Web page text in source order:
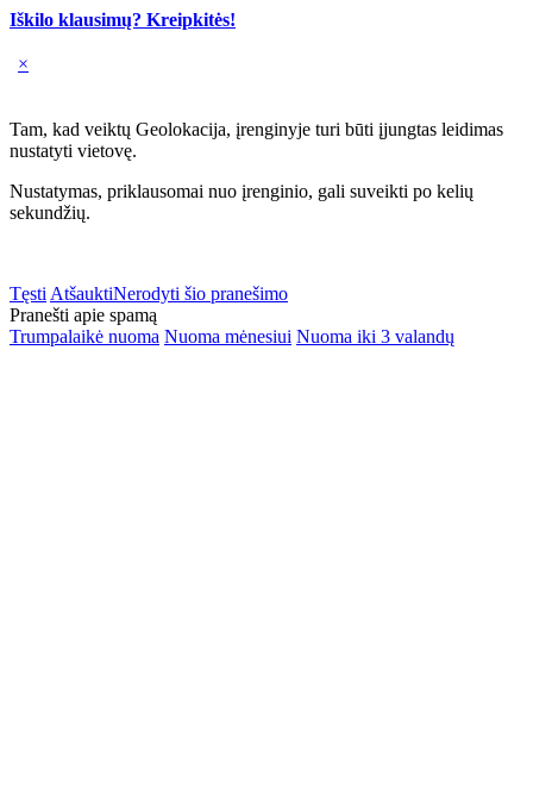
Iškilo klausimų? Kreipkitės!
×
Tam, kad veiktų Geolokacija, įrenginyje turi būti įjungtas leidimas
nustatyti vietovę.
Nustatymas, priklausomai nuo įrenginio, gali suveikti po kelių
sekundžių.
Tęsti AtšauktiNerodyti šio pranešimo
Pranešti apie spamą
Trumpalaikė nuoma Nuoma mėnesiui Nuoma iki 3 valandų